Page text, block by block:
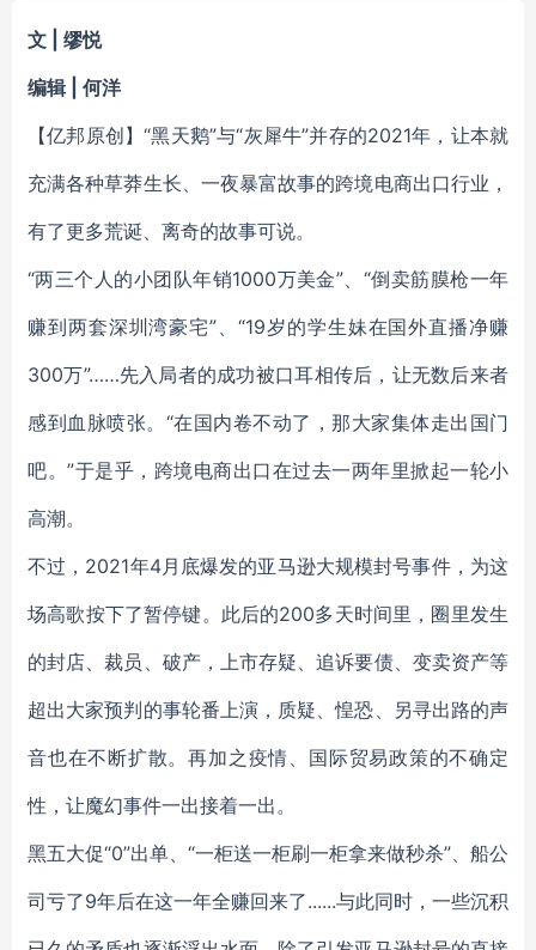
文 | 缪悦
编辑 | 何洋
【亿邦原创】“黑天鹅”与“灰犀牛”并存的2021年，让本就
充满各种草莽生长、一夜暴富故事的跨境电商出口行业，
有了更多荒诞、离奇的故事可说。
“两三个人的小团队年销1000万美金”、“倒卖筋膜枪一年
赚到两套深圳湾豪宅”、“19岁的学生妹在国外直播净赚
300万”……先入局者的成功被口耳相传后，让无数后来者
感到血脉喷张。“在国内卷不动了，那大家集体走出国门
吧。”于是乎，跨境电商出口在过去一两年里掀起一轮小
高潮。
不过，2021年4月底爆发的亚马逊大规模封号事件，为这
场高歌按下了暂停键。此后的200多天时间里，圈里发生
的封店、裁员、破产，上市存疑、追诉要债、变卖资产等
超出大家预判的事轮番上演，质疑、惶恐、另寻出路的声
音也在不断扩散。再加之疫情、国际贸易政策的不确定
性，让魔幻事件一出接着一出。
黑五大促“0”出单、“一柜送一柜刷一柜拿来做秒杀”、船公
司亏了9年后在这一年全赚回来了......与此同时，一些沉积